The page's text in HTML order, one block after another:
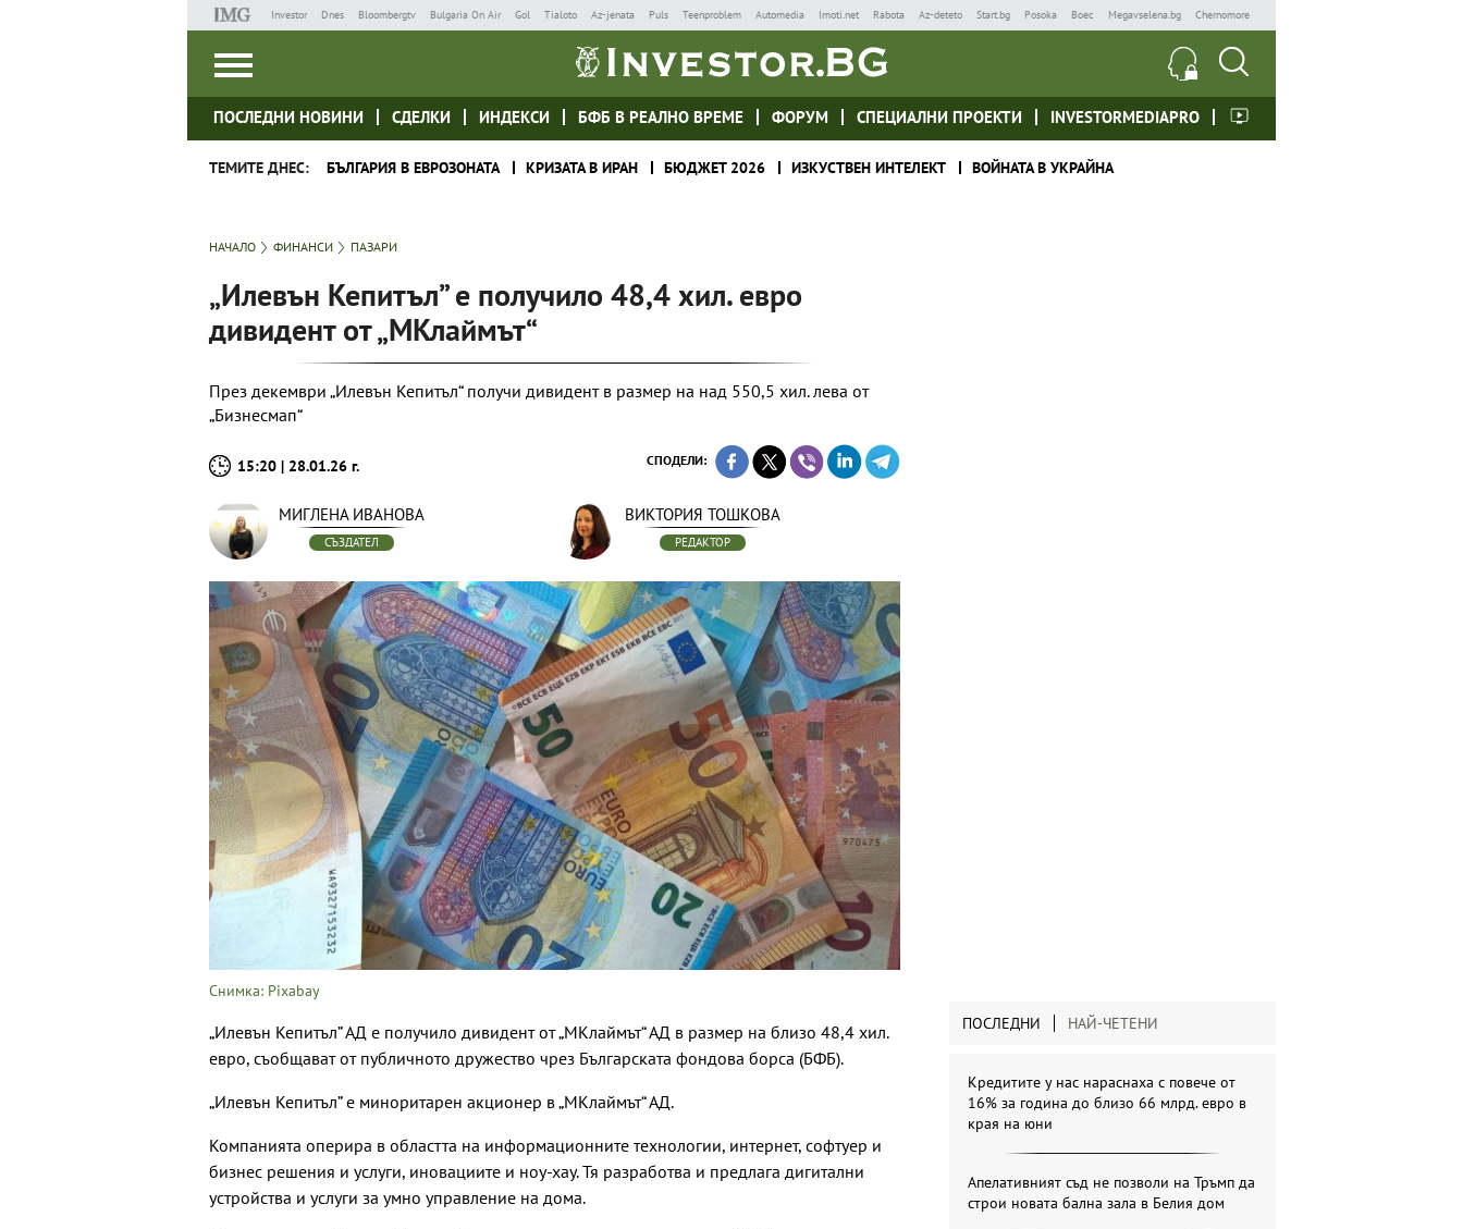
Investor Dnes Bloombergtv Bulgaria On Air Gol Tialoto Az-jenata Puls Teenproblem Automedia Imoti.net Rabota Az-deteto Start.bg Posoka Boec Megavselena.bg Chernomore
ПОСЛЕДНИ НОВИНИ СДЕЛКИ ИНДЕКСИ БФБ В РЕАЛНО ВРЕМЕ ФОРУМ СПЕЦИАЛНИ ПРОЕКТИ INVESTORMEDIAPRO
ТЕМИТЕ ДНЕС: БЪЛГАРИЯ В ЕВРОЗОНАТА КРИЗАТА В ИРАН БЮДЖЕТ 2026 ИЗКУСТВЕН ИНТЕЛЕКТ ВОЙНАТА В УКРАЙНА
НАЧАЛО ФИНАНСИ ПАЗАРИ
„Илевън Кепитъл” е получило 48,4 хил. евро
дивидент от „МКлаймът“
През декември „Илевън Кепитъл“ получи дивидент в размер на над 550,5 хил. лева от
„Бизнесмап“
15:20 | 28.01.26 г. СПОДЕЛИ:
МИГЛЕНА ИВАНОВА
СЪЗДАТЕЛ
ВИКТОРИЯ ТОШКОВА
РЕДАКТОР
Снимка: Pixabay
„Илевън Кепитъл” АД е получило дивидент от „МКлаймът“ АД в размер на близо 48,4 хил.
евро, съобщават от публичното дружество чрез Българската фондова борса (БФБ).
„Илевън Кепитъл” е миноритарен акционер в „МКлаймът“ АД.
Компанията оперира в областта на информационните технологии, интернет, софтуер и
бизнес решения и услуги, иновациите и ноу-хау. Тя разработва и предлага дигитални
устройства и услуги за умно управление на дома.
ПОСЛЕДНИ НАЙ-ЧЕТЕНИ
Кредитите у нас нараснаха с повече от
16% за година до близо 66 млрд. евро в
края на юни
Апелативният съд не позволи на Тръмп да
строи новата бална зала в Белия дом